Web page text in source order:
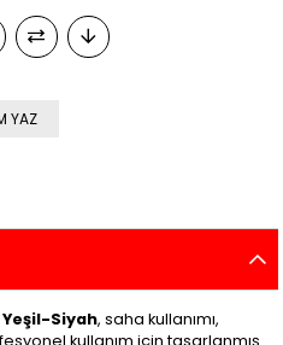
YAZ
Siyah, saha kullanımı,
kullanım için tasarlanmış